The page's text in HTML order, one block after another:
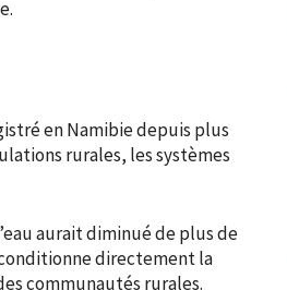
en Namibie depuis plus
rurales, les systèmes
aurait diminué de plus de
directement la
communautés rurales.